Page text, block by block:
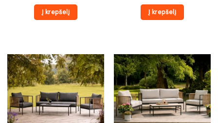
Į krepšelį Į krepšelį